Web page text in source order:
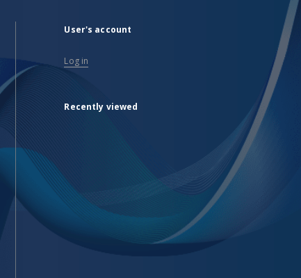
User's account
Log in
Recently viewed